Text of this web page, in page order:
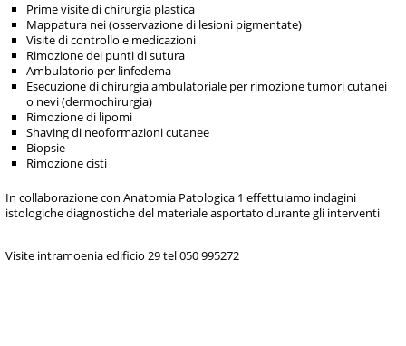
Prime visite di chirurgia plastica
Mappatura nei (osservazione di lesioni pigmentate)
Visite di controllo e medicazioni
Rimozione dei punti di sutura
Ambulatorio per linfedema
Esecuzione di chirurgia ambulatoriale per rimozione tumori cutanei
o nevi (dermochirurgia)
Rimozione di lipomi
Shaving di neoformazioni cutanee
Biopsie
Rimozione cisti
In collaborazione con Anatomia Patologica 1 effettuiamo indagini
istologiche diagnostiche del materiale asportato durante gli interventi
Visite intramoenia edificio 29 tel 050 995272